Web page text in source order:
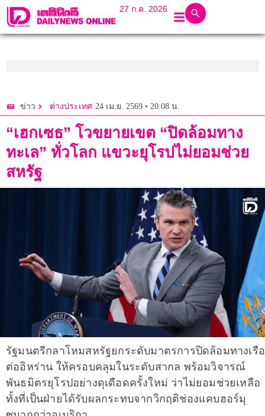
27 ก.ค. 2026
ข่าว ต่างประเทศ 24 เม.ย. 2569 • 20:08 น.
“เฮกเซธ” โวขยายเขต “ปิดล้อมทาง
ทะเล” ทั่วโลก แขวะยุโรปไม่ยอมช่วย
สหรัฐ
รัฐมนตรีกลาโหมสหรัฐยกระดับมาตรการปิดล้อมทางเรือ
ต่ออิหร่าน ให้ครอบคลุมในระดับสากล พร้อมวิจารณ์
พันธมิตรยุโรปอย่างดุเดือดครั้งใหม่ ว่าไม่ยอมช่วยเหลือ
ทั้งที่เป็นฝ่ายได้รับผลกระทบจากวิกฤติช่องแคบฮอร์มุ